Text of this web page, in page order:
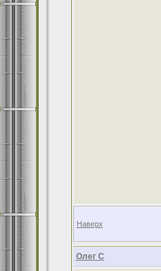
Наверх
Олег С